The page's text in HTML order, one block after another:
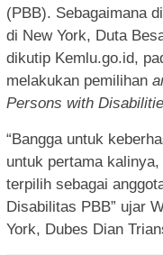
(PBB). Sebagaimana
di New York, Duta
dikutip Kemlu.go.id,
melakukan pemilihan
Persons with Disabilitie
“Bangga untuk
untuk pertama
terpilih sebagai
Disabilitas PBB” ujar
York, Dubes Dian